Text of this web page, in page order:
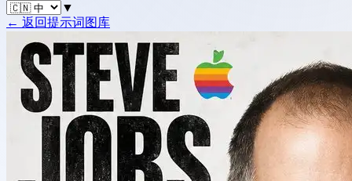
▼
← 返回提示词图库